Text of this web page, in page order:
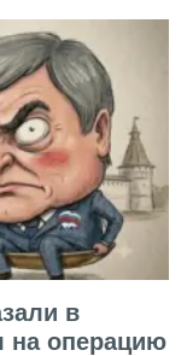
в
на операцию